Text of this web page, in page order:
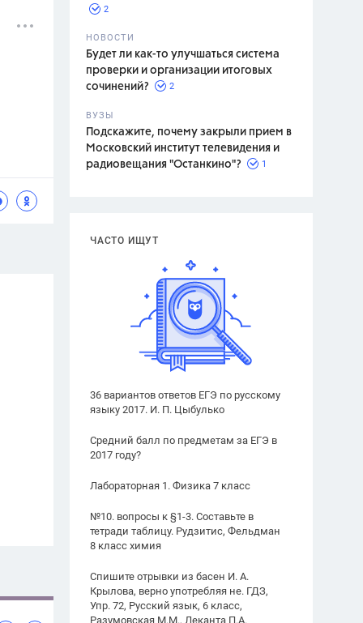
2
НОВОСТИ
Будет ли как-то улучшаться система
проверки и организации итоговых
сочинений?
2
ВУЗЫ
Подскажите, почему закрыли прием в
Московский институт телевидения и
радиовещания "Останкино"?
1
ЧАСТО ИЩУТ
36 вариантов ответов ЕГЭ по русскому
языку 2017. И. П. Цыбулько
Средний балл по предметам за ЕГЭ в
2017 году?
Лабораторная 1. Физика 7 класс
№10. вопросы к §1-3. Составьте в
тетради таблицу. Рудзитис, Фельдман
8 класс химия
Спишите отрывки из басен И. А.
Крылова, верно употребляя не. ГДЗ,
Упр. 72, Русский язык, 6 класс,
Разумовская М.М., Леканта П.А.